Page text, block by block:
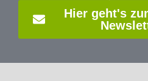
Hier geht's